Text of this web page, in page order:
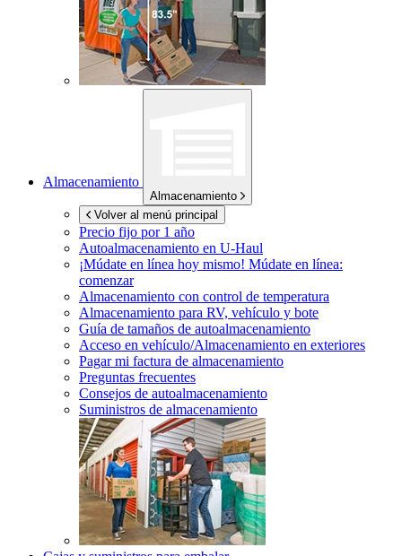
Almacenamiento
Almacenamiento
Volver al menú principal
Precio fijo por 1 año
Autoalmacenamiento en U-Haul
¡Múdate en línea hoy mismo! Múdate en línea:
comenzar
Almacenamiento con control de temperatura
Almacenamiento para RV, vehículo y bote
Guía de tamaños de autoalmacenamiento
Acceso en vehículo/Almacenamiento en exteriores
Pagar mi factura de almacenamiento
Preguntas frecuentes
Consejos de autoalmacenamiento
Suministros de almacenamiento